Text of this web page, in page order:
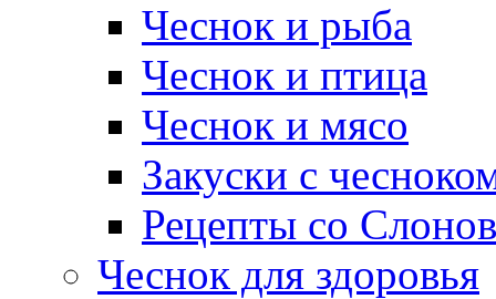
Чеснок и рыба
Чеснок и птица
Чеснок и мясо
Закуски с
Рецепты со
Чеснок для здоровья